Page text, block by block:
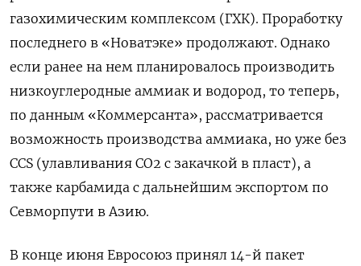
газохимическим комплексом (ГХК). Проработку
последнего в «Новатэке» продолжают. Однако
если ранее на нем планировалось производить
низкоуглеродные аммиак и водород, то теперь,
по данным «Коммерсанта», рассматривается
возможность производства аммиака, но уже без
CCS (улавливания СО2 с закачкой в пласт), а
также карбамида с дальнейшим экспортом по
Севморпути в Азию.
В конце июня Евросоюз принял 14-й пакет